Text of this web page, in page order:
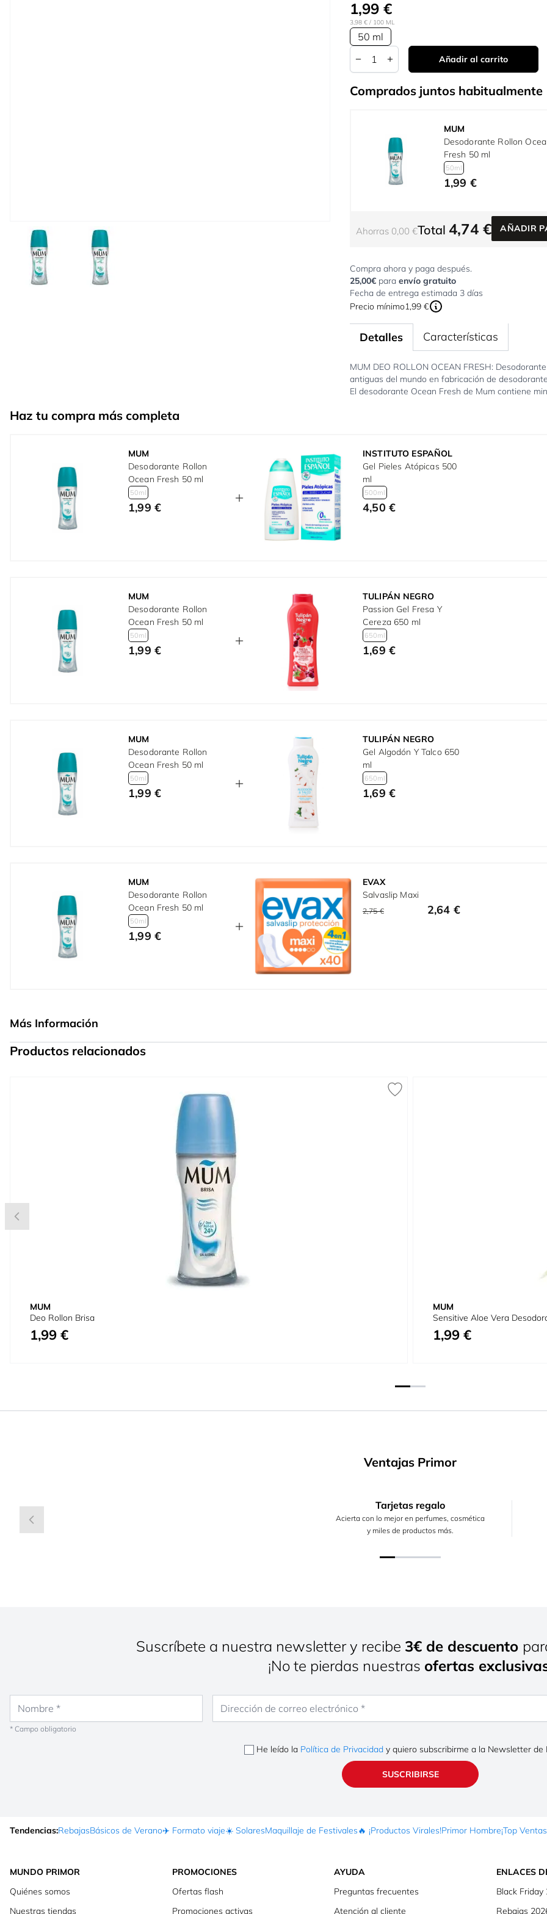
View larger imageView larger image
1,99 €
3,98 €/ 100 ML
50 ml
Cantidad
Añadir al carrito
Comprados juntos habitualmente
MUM
Desodorante Rollon
Fresh 50 ml
50ml
1,99 €
Ahorras 0,00 €Total 4,74 € AÑADIR
Compra ahora y paga después.
25,00€ para envío gratuito
Fecha de entrega estimada 3 días
Precio mínimo1,99 €
Detalles
MUM DEO ROLLON OCEAN FRESH:
antiguas del mundo en fabricación de
El desodorante Ocean Fresh de Mum contiene
Características
Haz tu compra más completa
MUM
Desodorante Rollon
Ocean Fresh 50 ml
50ml
1,99 €
INSTITUTO ESPAÑOL
Gel Pieles Atópicas 500
ml
500ml
4,50 €
MUM
Desodorante Rollon
Ocean Fresh 50 ml
50ml
1,99 €
TULIPÁN NEGRO
Passion Gel Fresa Y
Cereza 650 ml
650ml
1,69 €
MUM
Desodorante Rollon
Ocean Fresh 50 ml
50ml
1,99 €
TULIPÁN NEGRO
Gel Algodón Y Talco 650
ml
650ml
1,69 €
MUM
Desodorante Rollon
Ocean Fresh 50 ml
50ml
1,99 €
EVAX
Salvaslip Maxi
2,75 € 2,64 €
Más Información
Productos relacionados
MUM
Deo Rollon Brisa
1,99 €
MUM
Sensitive Aloe Vera
1,99 €
Ventajas Primor
Tarjetas regalo
Acierta con lo mejor en perfumes, cosmética
y miles de productos más.
Suscríbete a nuestra newsletter y recibe 3€ de descuento
¡No te pierdas nuestras ofertas
* Campo obligatorio
He leído la Política de Privacidad y quiero subscribirme a la Newsletter
SUSCRIBIRSE
Tendencias:RebajasBásicos de Verano✈️ Formato viaje☀️ SolaresMaquillaje de Festivales🔥 ¡Productos Virales!Primor Hombre¡Top
MUNDO PRIMOR
Quiénes somos
Nuestras tiendas
PROMOCIONES
Ofertas flash
Promociones activas
AYUDA
Preguntas frecuentes
Atención al cliente
ENLACES
Black Friday
Rebajas